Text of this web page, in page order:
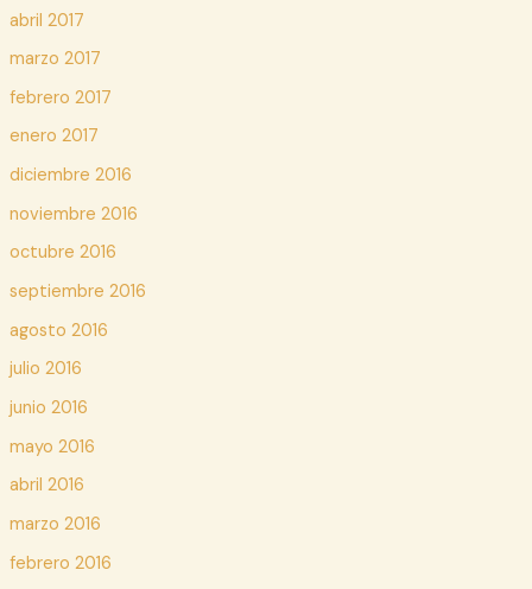
abril 2017
marzo 2017
febrero 2017
enero 2017
diciembre 2016
noviembre 2016
octubre 2016
septiembre 2016
agosto 2016
julio 2016
junio 2016
mayo 2016
abril 2016
marzo 2016
febrero 2016